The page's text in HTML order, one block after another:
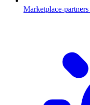
Marketplace-partners